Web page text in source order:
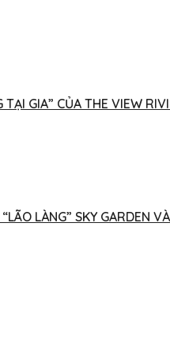
GIA” CỦA THE VIEW
LÀNG” SKY GARDEN